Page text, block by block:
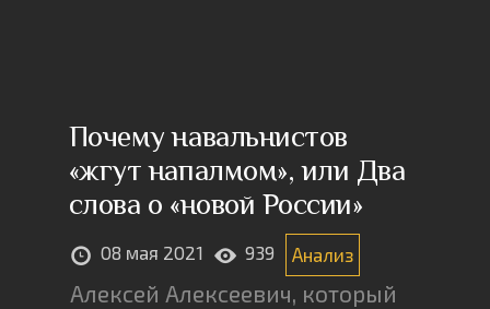
Почему навальнистов
«жгут напалмом», или Два
слова о «новой России»
08 мая 2021 939 Анализ
Алексей Алексеевич, который